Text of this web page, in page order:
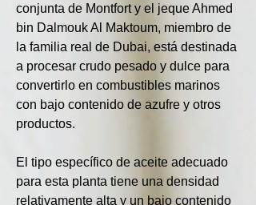
conjunta de Montfort y el jeque Ahmed
bin Dalmouk Al Maktoum, miembro de
la familia real de Dubai, está destinada
a procesar crudo pesado y dulce para
convertirlo en combustibles marinos
con bajo contenido de azufre y otros
productos.
El tipo específico de aceite adecuado
para esta planta tiene una densidad
relativamente alta y un bajo contenido